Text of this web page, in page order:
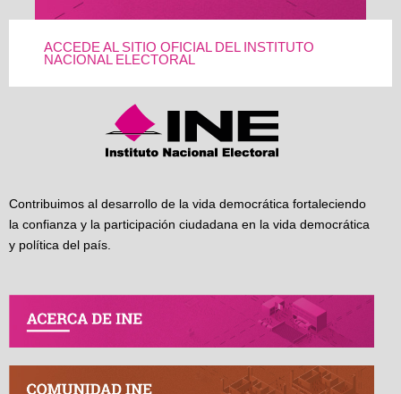
ACCEDE AL SITIO OFICIAL DEL INSTITUTO
NACIONAL ELECTORAL
Contribuimos al desarrollo de la vida democrática fortaleciendo
la confianza y la participación ciudadana en la vida democrática
y política del país.